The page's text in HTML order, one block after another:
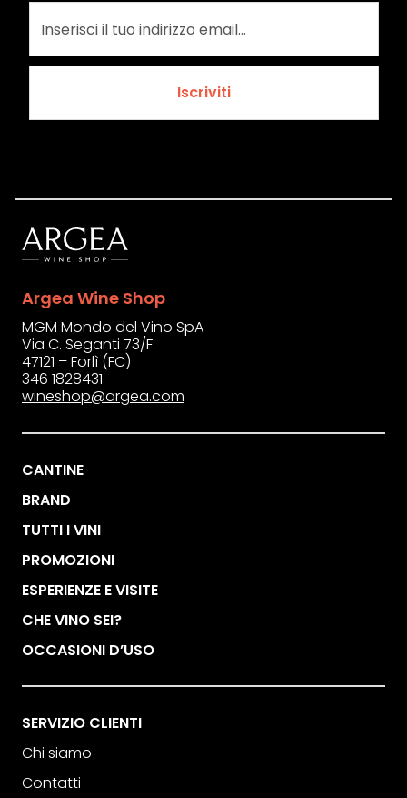
Iscriviti
Argea Wine Shop
MGM Mondo del Vino SpA
Via C. Seganti 73/F
47121 – Forlì (FC)
346 1828431
wineshop@argea.com
CANTINE
BRAND
TUTTI I VINI
PROMOZIONI
ESPERIENZE E VISITE
CHE VINO SEI?
OCCASIONI D’USO
SERVIZIO CLIENTI
Chi siamo
Contatti